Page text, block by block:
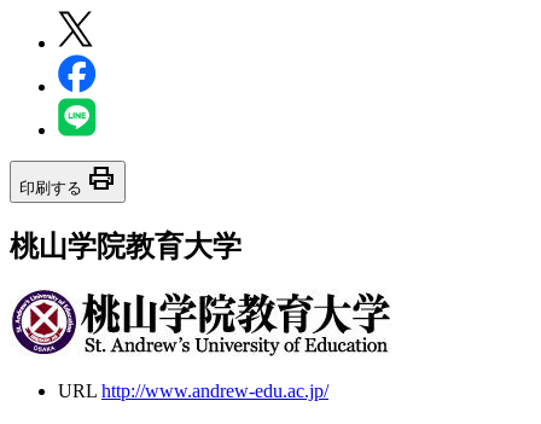
印刷する print
桃山学院教育大学
URL http://www.andrew-edu.ac.jp/